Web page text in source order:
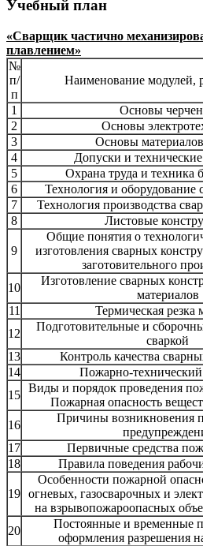
Учебный план
«Сварщик частично
плавлением»
№
п/
п
Наименование модулей,
1
Основы
2
Основы
3
Основы
4
Допуски и
5
Охрана труда и техника
6
Технология и оборудование
7
Технология производства
8
Листовые
9
Общие понятия о
изготовления сварных
заготовительного
10
Изготовление сварных
материалов
11
Термическая резка
12
Подготовительные и
сваркой
13
Контроль качества
14
Пожарно-
15
Виды и порядок проведения
Пожарная опасность
16
Причины возникновения
17
Первичные средства
18
Правила поведения
19
Особенности пожарной
огневых, газосварочных и
на взрывопожароопасных
20
Постоянные и временные
оформления разрешения